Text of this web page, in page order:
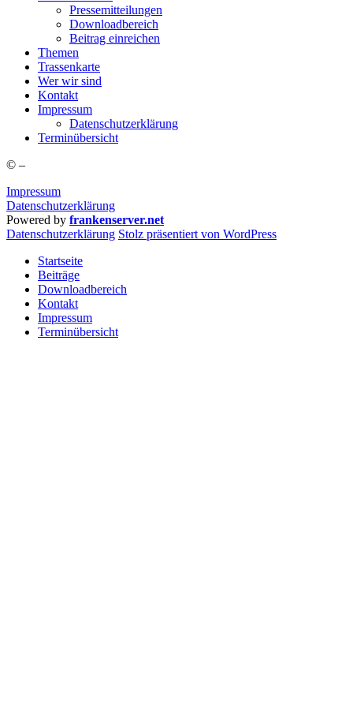
Pres­se­mit­tei­lun­gen
Down­load­be­reich
Bei­trag einreichen
The­men
Tras­sen­kar­te
Wer wir sind
Kon­takt
Impres­sum
Daten­schutz­er­klä­rung
Ter­min­über­sicht
© –
Impressum
Datenschutzerklärung
Powered by frankenserver.net
Daten­schutz­er­klä­rung Stolz präsentiert von WordPress
Startseite
Beiträge
Downloadbereich
Kontakt
Impressum
Terminübersicht